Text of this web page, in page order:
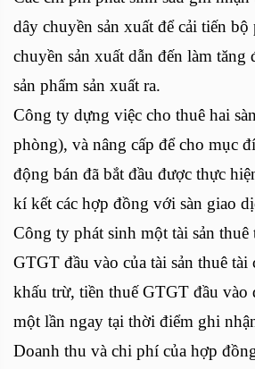
dây chuyền sản xuất để cải tiến bộ
chuyền sản xuất dẫn đến làm tăng
sản phẩm sản xuất ra.
Công ty dựng việc cho thuê hai
phòng), và nâng cấp để cho mục
động bán đã bắt đầu được thực
kí kết các hợp đồng với sàn giao
Công ty phát sinh một tài sản thuê
GTGT đầu vào của tài sản thuê
khấu trừ, tiền thuế GTGT đầu vào
một lần ngay tại thời điểm ghi
Doanh thu và chi phí của hợp